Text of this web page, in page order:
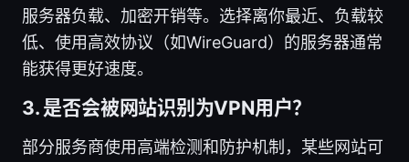
服务器负载、加密开销等。选择离你最近、负载较
低、使用高效协议（如WireGuard）的服务器通常
能获得更好速度。
3. 是否会被网站识别为VPN用户？
部分服务商使用高端检测和防护机制，某些网站可